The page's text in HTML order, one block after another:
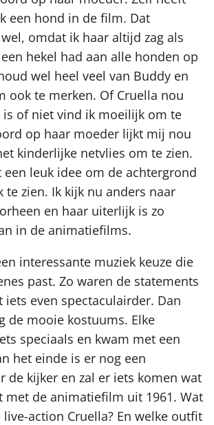
een hond in de film. Dat
omdat ik haar altijd zag als
hekel had aan alle honden op
wel heel veel van Buddy en
ook te merken. Of Cruella nou
of niet vind ik moeilijk om te
op haar moeder lijkt mij nou
kinderlijke netvlies om te zien.
leuk idee om de achtergrond
te zien. Ik kijk nu anders naar
en haar uiterlijk is zo
in de animatiefilms.
interessante muziek keuze die
past. Zo waren de statements
iets even spectaculairder. Dan
de mooie kostuums. Elke
speciaals en kwam met een
het einde is er nog een
de kijker en zal er iets komen wat
met de animatiefilm uit 1961. Wat
action Cruella? En welke outfit